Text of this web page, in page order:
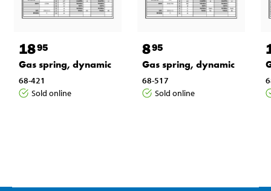
1895
Gas spring, dynamic
68-421
Sold online
895
Gas spring, dynamic
68-517
Sold online